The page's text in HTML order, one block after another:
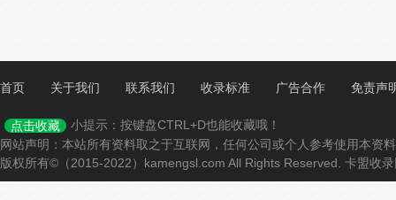
首页 关于我们 联系我们 收录标准 广告合作 免责声
点击收藏
小提示：按键盘CTRL+D也能收藏哦！
网站声明：本站所有资料取之于互联网，任何公司或个人参考使用本
版权所有©（2015-2022）kamengsl.com All Rights Reserved. 卡盟收